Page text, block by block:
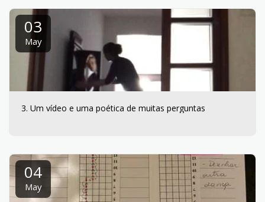
03
May
3. Um vídeo e uma poética de muitas perguntas
04
May